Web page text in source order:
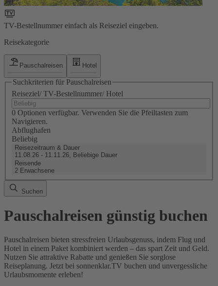
TV-Bestellnummer einfach als Reiseziel eingeben.
Reisekategorie
Pauschalreisen Hotel
Suchkriterien für Pauschalreisen
Reiseziel/ TV-Bestellnummer/ Hotel
0 Optionen verfügbar. Verwenden Sie die Pfeiltasten zum
Navigieren.
Abflughafen
Beliebig
Reisezeitraum & Dauer
11.08.26 - 11.11.26, Beliebige Dauer
Reisende
2 Erwachsene
Suchen
Pauschalreisen günstig buchen
Pauschalreisen bieten stressfreien Urlaubsgenuss, indem Flug und
Hotel in einem Paket kombiniert werden – das spart Zeit und Geld.
Nutzen Sie attraktive Rabatte und genießen Sie sorglose
Reiseplanung. Jetzt bei sonnenklar.TV buchen und unvergessliche
Urlaubsmomente erleben!